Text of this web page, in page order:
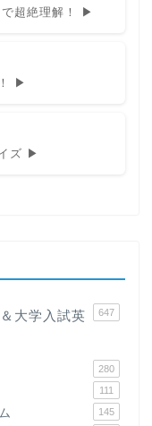
超絶理解！ ▶
▶
ズ ▶
大学入試英
647
280
111
145